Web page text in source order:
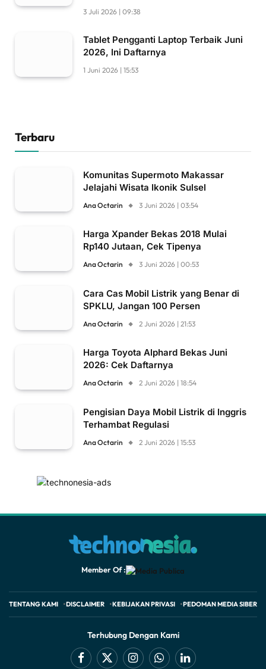
3 Juli 2026 | 09:38
Tablet Pengganti Laptop Terbaik Juni
2026, Ini Daftarnya
1 Juni 2026 | 15:53
Terbaru
Komunitas Supermoto Makassar
Jelajahi Wisata Ikonik Sulsel
Ana Octarin 3 Juni 2026 | 03:54
Harga Xpander Bekas 2018 Mulai
Rp140 Jutaan, Cek Tipenya
Ana Octarin 3 Juni 2026 | 00:53
Cara Cas Mobil Listrik yang Benar di
SPKLU, Jangan 100 Persen
Ana Octarin 2 Juni 2026 | 21:53
Harga Toyota Alphard Bekas Juni
2026: Cek Daftarnya
Ana Octarin 2 Juni 2026 | 18:54
Pengisian Daya Mobil Listrik di Inggris
Terhambat Regulasi
Ana Octarin 2 Juni 2026 | 15:53
Member Of :
TENTANG KAMI DISCLAIMER KEBIJAKAN PRIVASI PEDOMAN MEDIA SIBER
Terhubung Dengan Kami
Facebook
X InstagramWhatsAppLinkedIn